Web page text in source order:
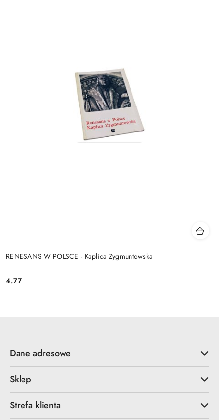
RENESANS W POLSCE - Kaplica Zygmuntowska
Cena:
4.77
Dane adresowe
Sklep
Strefa klienta